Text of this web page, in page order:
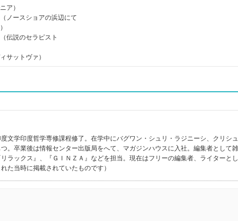
ア）
ノースショアの浜辺にて
伝説のセラピスト
サットヴァ）
)
文学印度哲学専修課程修了。在学中にバグワン・シュリ・ラジニーシ、クリシ
。卒業後は情報センター出版局をへて、マガジンハウスに入社。編集者として
ラックス』、『ＧＩＮＺＡ』などを担当。現在はフリーの編集者、ライターと
た当時に掲載されていたものです）